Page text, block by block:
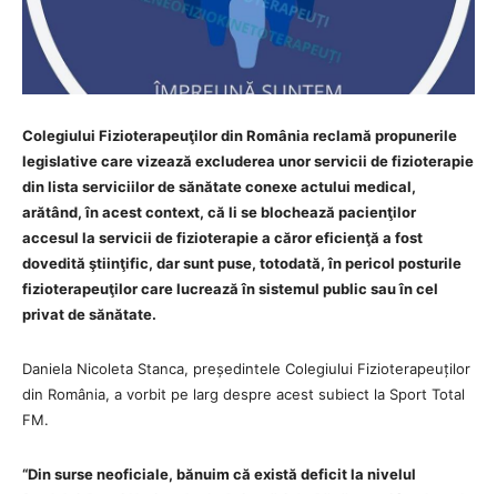
Colegiului Fizioterapeuţilor din România reclamă propunerile
legislative care vizează excluderea unor servicii de fizioterapie
din lista serviciilor de sănătate conexe actului medical,
arătând, în acest context, că li se blochează pacienţilor
accesul la servicii de fizioterapie a căror eficienţă a fost
dovedită ştiinţific, dar sunt puse, totodată, în pericol posturile
fizioterapeuţilor care lucrează în sistemul public sau în cel
privat de sănătate.
Daniela Nicoleta Stanca, președintele Colegiului Fizioterapeuților
din România, a vorbit pe larg despre acest subiect la Sport Total
FM.
“Din surse neoficiale, bănuim că există deficit la nivelul